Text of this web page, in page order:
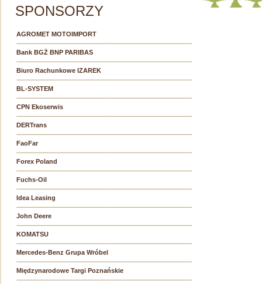
SPONSORZY
AGROMET MOTOIMPORT
Bank BGŻ BNP PARIBAS
Biuro Rachunkowe IZAREK
BL-SYSTEM
CPN Ekoserwis
DERTrans
FaoFar
Forex Poland
Fuchs-Oil
Idea Leasing
John Deere
KOMATSU
Mercedes-Benz Grupa Wróbel
Międzynarodowe Targi Poznańskie